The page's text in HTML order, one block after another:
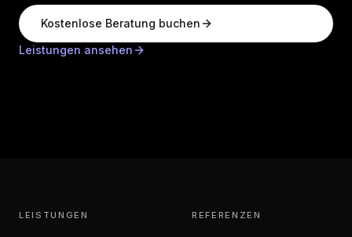
Kostenlose Beratung buchen
Leistungen ansehen
LEISTUNGEN REFERENZEN